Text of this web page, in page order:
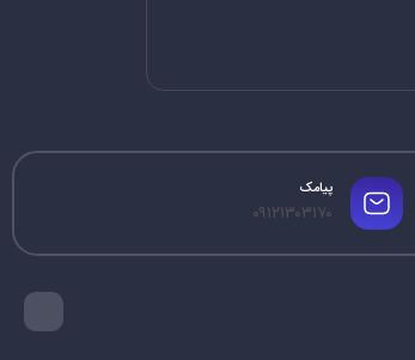
پیامک
۰۹۱۲۱۳۰۳۱۷۰